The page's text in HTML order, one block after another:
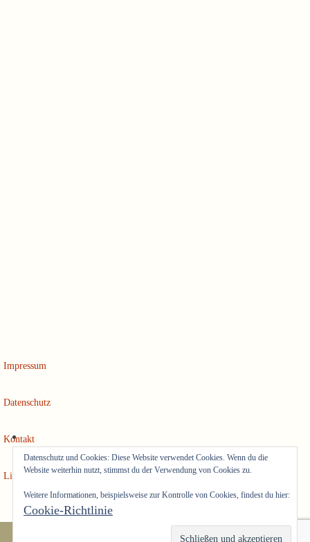
Impressum
Datenschutz
Kontakt
Links
Datenschutz und Cookies: Diese Website verwendet Cookies. Wenn du die
Website weiterhin nutzt, stimmst du der Verwendung von Cookies zu.
Weitere Informationen, beispielsweise zur Kontrolle von Cookies, findest du hier:
Cookie-Richtlinie